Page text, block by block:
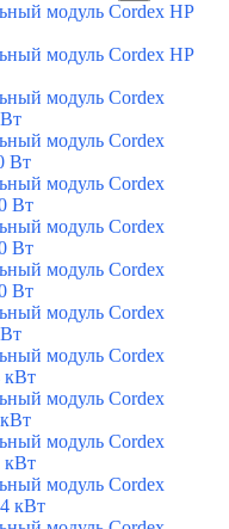
модуль Cordex HP
модуль Cordex HP
модуль Cordex
модуль Cordex
Вт
модуль Cordex
Вт
модуль Cordex
Вт
модуль Cordex
Вт
модуль Cordex
модуль Cordex
кВт
модуль Cordex
модуль Cordex
кВт
модуль Cordex
кВт